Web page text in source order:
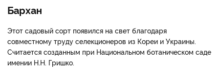
Бархан
Этот садовый сорт появился на свет благодаря
совместному труду селекционеров из Кореи и Украины.
Считается созданным при Национальном ботаническом саде
имении Н.Н. Гришко.